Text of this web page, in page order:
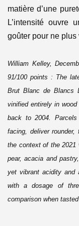
matière d’une
L’intensité ouvre
goûter pour ne
William Kelley,
91/100 points : The
Brut Blanc de Blancs
vinified entirely in
back to 2004.
facing, deliver
the context of the
pear, acacia and
yet vibrant acidity and
with a dosage of
comparison when